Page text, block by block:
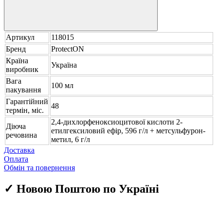
Артикул
118015
Бренд
ProtectON
Країна
виробник
Україна
Вага
пакування
100 мл
Гарантійний
термін, міс.
48
Діюча
речовина
2,4-дихлорфеноксиоцитової кислоти 2-
етилгексиловий ефір, 596 г/л + метсульфурон-
метил, 6 г/л
Доставка
Оплата
Обмін та повернення
✓ Новою Поштою по Україні